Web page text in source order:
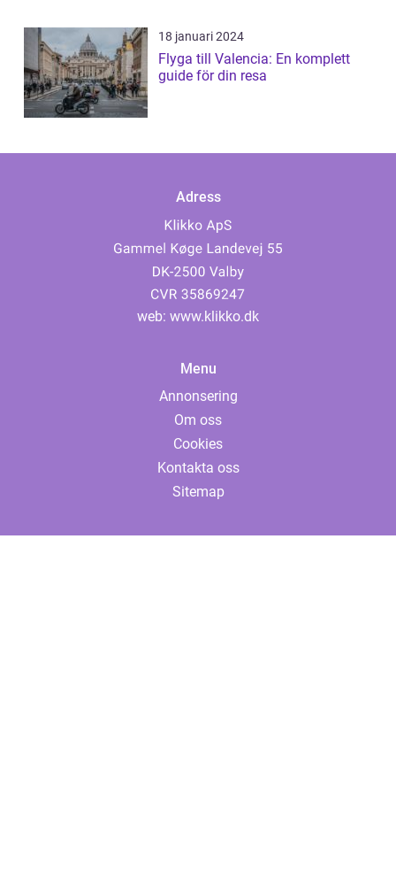
18 januari 2024
Flyga till Valencia: En komplett
guide för din resa
Adress
web: www.klikko.dk
Menu
Annonsering
Om oss
Cookies
Kontakta oss
Sitemap